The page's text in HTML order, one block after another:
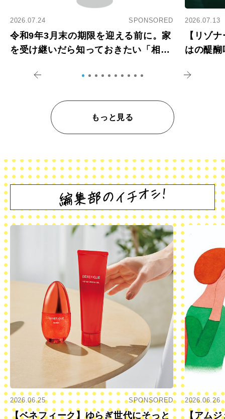
2026.07.24 SPONSORED
令和9年3月末の期限を迎える前に。家
を受け継いだら知っておきたい「相続
2026.07.13
【リゾ
はの醍
もっと見る
2026.06.25 SPONSORED
【ベネフィーク】ゆらぎ世代にそっと
2026.06.26
【アムジ